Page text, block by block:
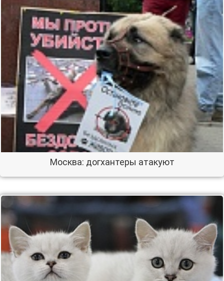
Москва: догхантеры атакуют